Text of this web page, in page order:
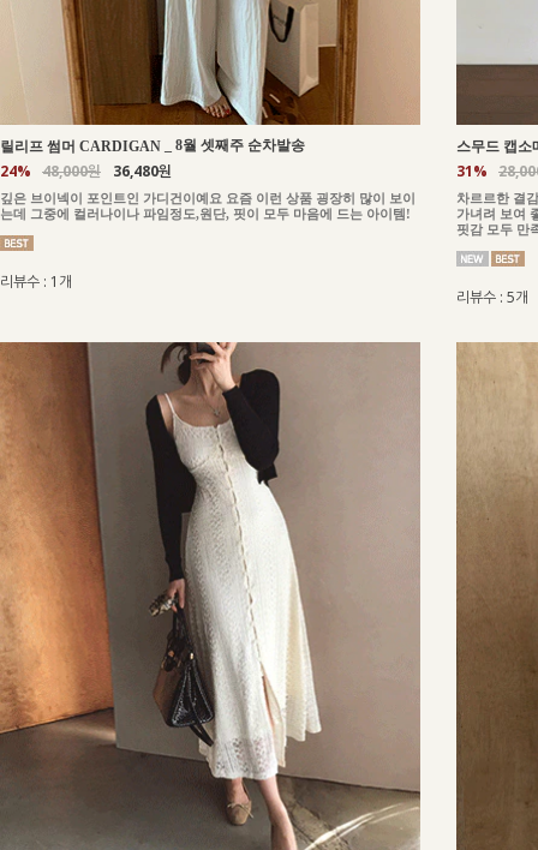
릴리프 썸머 CARDIGAN 8월 셋째주 순차발송
24% 48,000원 36,480원
깊은 브이넥이 포인트인 가디건이예요 요즘 이런 상품 굉장히 많이 보이
는데 그중에 컬러나이나 파임정도,원단, 핏이 모두 마음에 드는 아이템!
리뷰수 : 1개
스무드 캡
31%
차르르한 결
가녀려 보여
핏감 모두 만
리뷰수 : 5개